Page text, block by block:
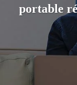
portable